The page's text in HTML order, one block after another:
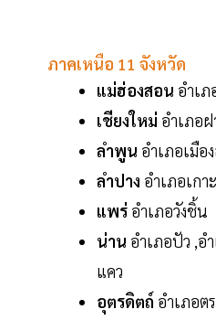
ภาคเหนือ 11 จังหวัด
แม่ฮ่องสอน อำเภ
เชียงใหม่ อำเภอ
ลำพูน อำเภอเมือ
ลำปาง อำเภอเก
แพร่ อำเภอวังชิ้น
น่าน อำเภอปัว ,อ
แคว
อุตรดิตถ์ อำเภอต